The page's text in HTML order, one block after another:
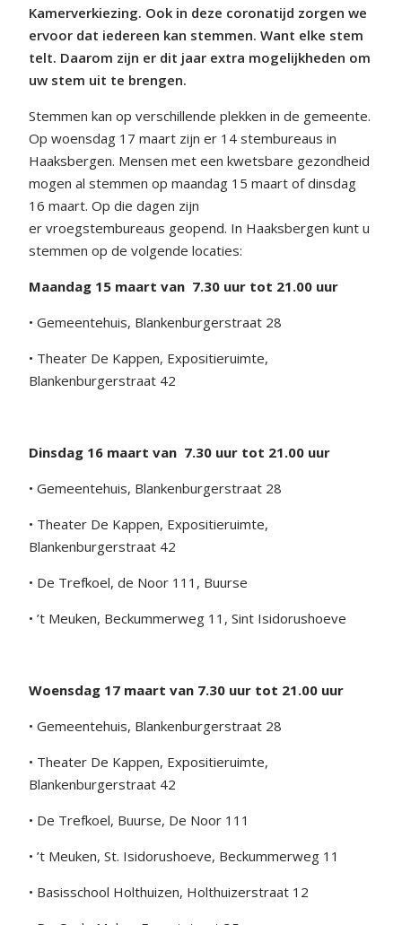
Kamerverkiezing. Ook in deze coronatijd zorgen we
ervoor dat iedereen kan stemmen. Want elke stem
telt. Daarom zijn er dit jaar extra mogelijkheden om
uw stem uit te brengen.
Stemmen kan op verschillende plekken in de gemeente.
Op woensdag 17 maart zijn er 14 stembureaus in
Haaksbergen. Mensen met een kwetsbare gezondheid
mogen al stemmen op maandag 15 maart of dinsdag
16 maart. Op die dagen zijn
er vroegstembureaus geopend. In Haaksbergen kunt u
stemmen op de volgende locaties:
Maandag 15 maart van 7.30 uur tot 21.00 uur
• Gemeentehuis, Blankenburgerstraat 28
• Theater De Kappen, Expositieruimte,
Blankenburgerstraat 42
Dinsdag 16 maart van 7.30 uur tot 21.00 uur
• Gemeentehuis, Blankenburgerstraat 28
• Theater De Kappen, Expositieruimte,
Blankenburgerstraat 42
• De Trefkoel, de Noor 111, Buurse
• ’t Meuken, Beckummerweg 11, Sint Isidorushoeve
Woensdag 17 maart van 7.30 uur tot 21.00 uur
• Gemeentehuis, Blankenburgerstraat 28
• Theater De Kappen, Expositieruimte,
Blankenburgerstraat 42
• De Trefkoel, Buurse, De Noor 111
• ’t Meuken, St. Isidorushoeve, Beckummerweg 11
• Basisschool Holthuizen, Holthuizerstraat 12